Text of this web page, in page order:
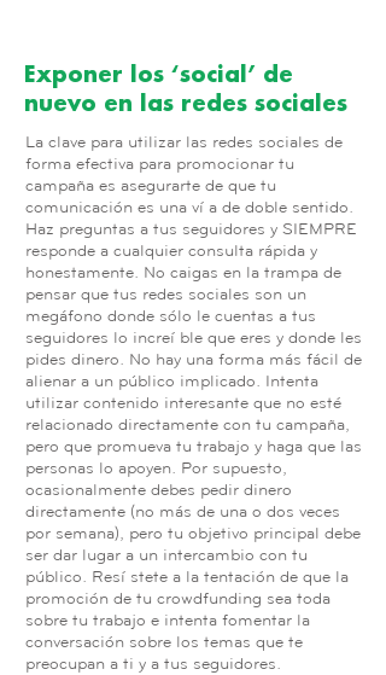
Exponer los ‘social’ de
nuevo en las redes sociales
La clave para utilizar las redes sociales de
forma efectiva para promocionar tu
campaña es asegurarte de que tu
comunicación es una vía de doble sentido.
Haz preguntas a tus seguidores y SIEMPRE
responde a cualquier consulta rápida y
honestamente. No caigas en la trampa de
pensar que tus redes sociales son un
megáfono donde sólo le cuentas a tus
seguidores lo increíble que eres y donde les
pides dinero. No hay una forma más fácil de
alienar a un público implicado. Intenta
utilizar contenido interesante que no esté
relacionado directamente con tu campaña,
pero que promueva tu trabajo y haga que las
personas lo apoyen. Por supuesto,
ocasionalmente debes pedir dinero
directamente (no más de una o dos veces
por semana), pero tu objetivo principal debe
ser dar lugar a un intercambio con tu
público. Resístete a la tentación de que la
promoción de tu crowdfunding sea toda
sobre tu trabajo e intenta fomentar la
conversación sobre los temas que te
preocupan a ti y a tus seguidores.